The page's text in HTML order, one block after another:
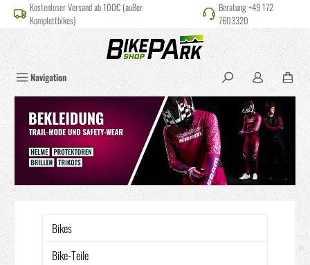
springenKostenloser Versand ab 100€ (außer
Komplettbikes)
Beratung +49 172
7603320
Navigation
Bikes
Bike-Teile